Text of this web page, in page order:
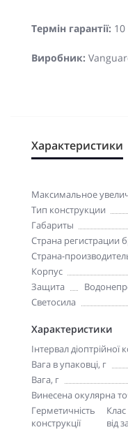
Термін гарантії: 10
Виробник:
Характеристики
Максимальное
Тип конструкции
Габариты
Страна регистрации
Страна-
Корпус
Защита
Светосила
Характеристики
Інтервал діоптрійної
Вага в упаковці, г
Вага, г
Винесена окулярна
Герметичність
конструкції
від